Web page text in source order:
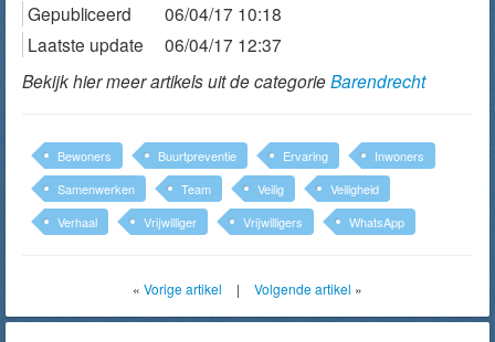
Gepubliceerd
06/04/17 10:18
Laatste update
06/04/17 12:37
Bekijk hier meer artikels uit de categorieBarendrecht
Bewoners Buurtpreventie Ervaring
Inwoners
Samenwerken
Team Veilig
Veiligheid
Verhaal
Vrijwilliger Vrijwilligers WhatsApp
« Vorige artikel | Volgende artikel »